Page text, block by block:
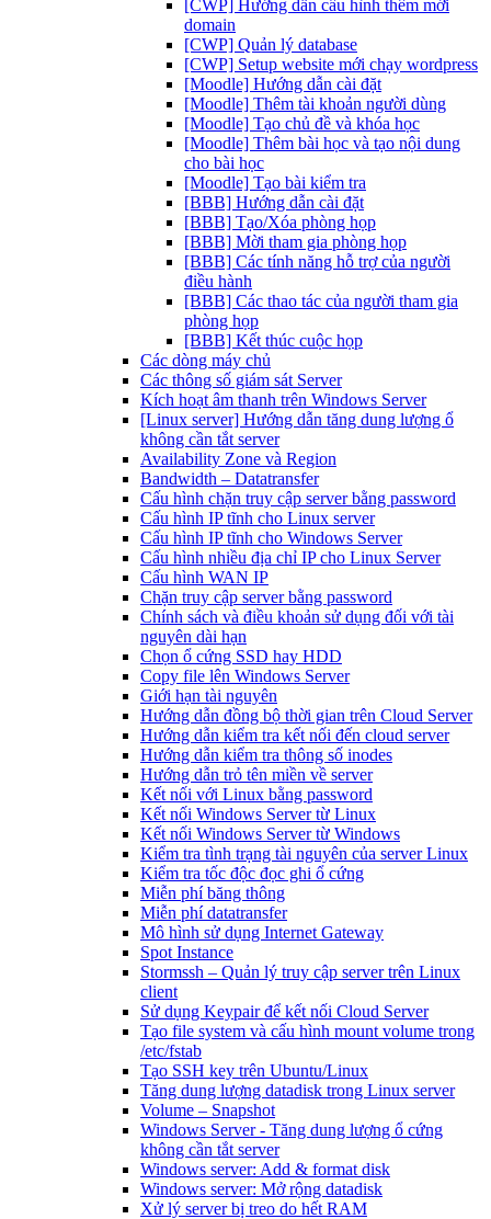
[CWP] Hướng dẫn cấu hình thêm mới
domain
[CWP] Quản lý database
[CWP] Setup website mới chạy wordpress
[Moodle] Hướng dẫn cài đặt
[Moodle] Thêm tài khoản người dùng
[Moodle] Tạo chủ đề và khóa học
[Moodle] Thêm bài học và tạo nội dung
cho bài học
[Moodle] Tạo bài kiểm tra
[BBB] Hướng dẫn cài đặt
[BBB] Tạo/Xóa phòng họp
[BBB] Mời tham gia phòng họp
[BBB] Các tính năng hỗ trợ của người
điều hành
[BBB] Các thao tác của người tham gia
phòng họp
[BBB] Kết thúc cuộc họp
Các dòng máy chủ
Các thông số giám sát Server
Kích hoạt âm thanh trên Windows Server
[Linux server] Hướng dẫn tăng dung lượng ổ
không cần tắt server
Availability Zone và Region
Bandwidth – Datatransfer
Cấu hình chặn truy cập server bằng password
Cấu hình IP tĩnh cho Linux server
Cấu hình IP tĩnh cho Windows Server
Cấu hình nhiều địa chỉ IP cho Linux Server
Cấu hình WAN IP
Chặn truy cập server bằng password
Chính sách và điều khoản sử dụng đối với tài
nguyên dài hạn
Chọn ổ cứng SSD hay HDD
Copy file lên Windows Server
Giới hạn tài nguyên
Hướng dẫn đồng bộ thời gian trên Cloud Server
Hướng dẫn kiểm tra kết nối đến cloud server
Hướng dẫn kiểm tra thông số inodes
Hướng dẫn trỏ tên miền về server
Kết nối với Linux bằng password
Kết nối Windows Server từ Linux
Kết nối Windows Server từ Windows
Kiểm tra tình trạng tài nguyên của server Linux
Kiểm tra tốc độc đọc ghi ổ cứng
Miễn phí băng thông
Miễn phí datatransfer
Mô hình sử dụng Internet Gateway
Spot Instance
Stormssh – Quản lý truy cập server trên Linux
client
Sử dụng Keypair để kết nối Cloud Server
Tạo file system và cấu hình mount volume trong
/etc/fstab
Tạo SSH key trên Ubuntu/Linux
Tăng dung lượng datadisk trong Linux server
Volume – Snapshot
Windows Server - Tăng dung lượng ổ cứng
không cần tắt server
Windows server: Add & format disk
Windows server: Mở rộng datadisk
Xử lý server bị treo do hết RAM